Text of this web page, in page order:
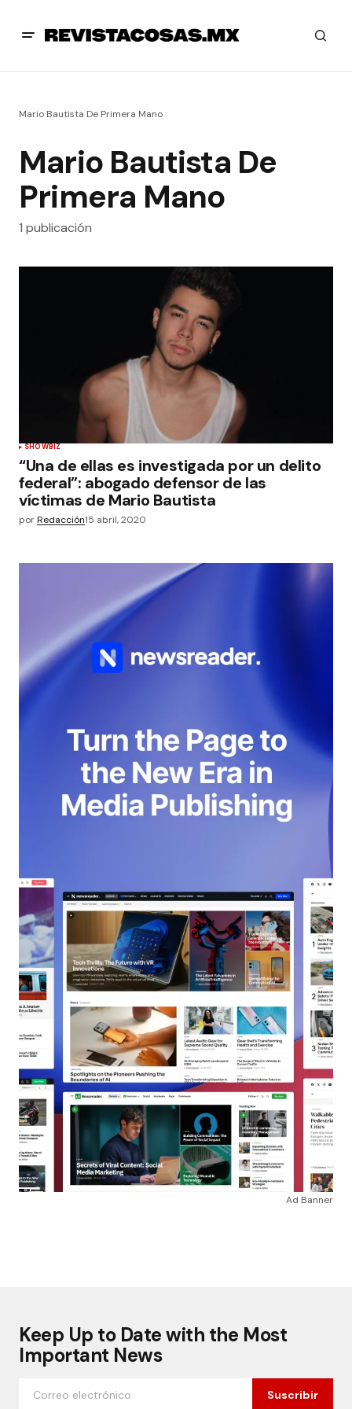
Mario Bautista De Primera Mano
Mario Bautista De
Primera Mano
1 publicación
SHOWBIZ
“Una de ellas es investigada por un delito
federal”: abogado defensor de las
víctimas de Mario Bautista
porRedacción15 abril, 2020
Ad Banner
Keep Up to Date with the Most
Important News
Suscribir